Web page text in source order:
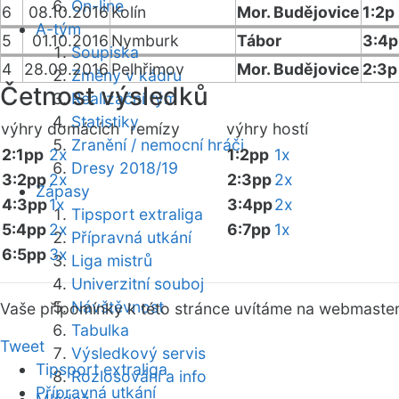
On-line
A-tým
Soupiska
Změny v kádru
Realizační tým
Statistiky
Zranění / nemocní hráči
Dresy 2018/19
Zápasy
Tipsport extraliga
Přípravná utkání
Liga mistrů
Univerzitní souboj
Návštěvnost
Tabulka
Výsledkový servis
Rozlosování a info
6
08.10.2016Kolín Mor. Budějovice 1:2p
5
01.10.2016 Nymburk Tábor
3:4p
4
28.09.2016Pelhřimov Mor. Budějovice 2:3p
Četnost výsledků
výhry domácíchremízy výhry hostí
2:1pp 2x
3:2pp2x
4:3pp1x
5:4pp2x
6:5pp3x
1:2pp 1x
2:3pp2x
3:4pp2x
6:7pp 1x
Vaše připomínky k této stránce uvítáme na webmaster
Tweet
Tipsport extraliga
Přípravná utkání